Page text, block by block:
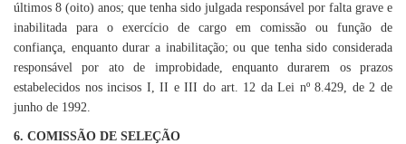
últimos 8 (oito) anos; que tenha sido julgada responsável por falta grave e
inabilitada para o exercício de cargo em comissão ou função de
confiança, enquanto durar a inabilitação; ou que tenha sido considerada
responsável por ato de improbidade, enquanto durarem os prazos
estabelecidos nos incisos I, II e III do art. 12 da Lei nº 8.429, de 2 de
junho de 1992.
6. COMISSÃO DE SELEÇÃO